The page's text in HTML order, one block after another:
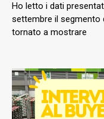
Ho letto i dati
settembre il
tornato a mostrare